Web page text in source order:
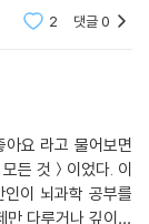
내낸 기계로 쉽게
2 댓글0
요 라고 물어보면
든 것＞이었다. 이
이 뇌과학 공부를
다루거나 깊이가